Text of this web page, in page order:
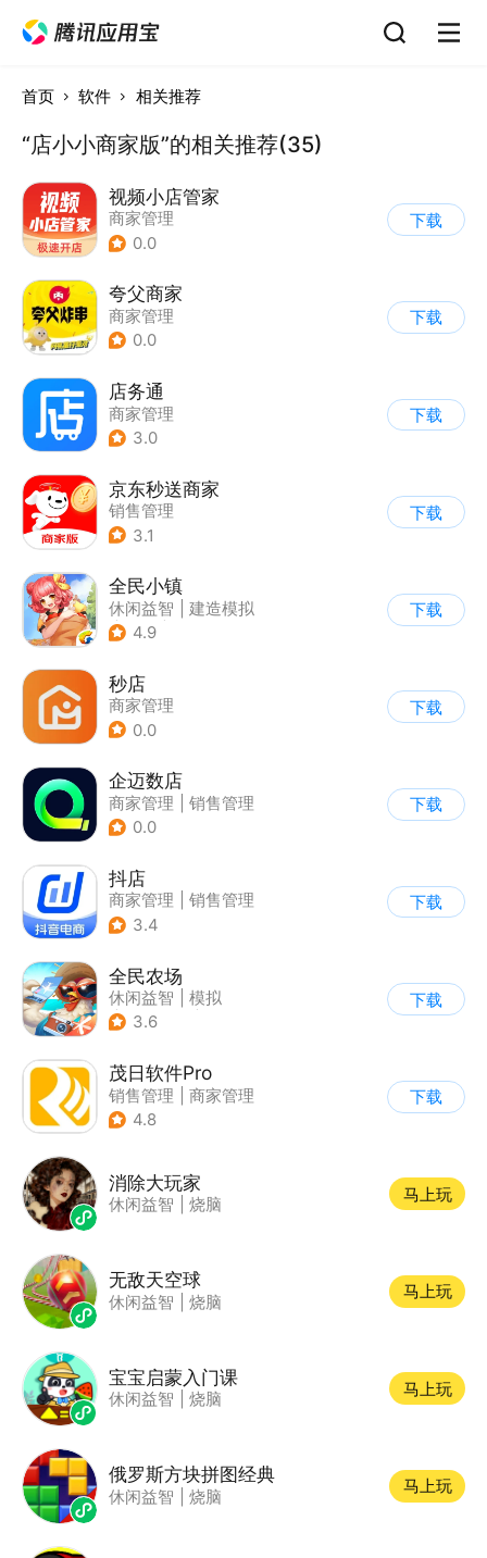
首页 软件 相关推荐
“店小小商家版”的相关推荐(35)
视频小店管家
商家管理
0.0
下载
夸父商家
商家管理
0.0
下载
店务通
商家管理
3.0
下载
京东秒送商家
销售管理
3.1
下载
全民小镇
休闲益智
建造模拟
| 卡通
4.9
下载
秒店
商家管理
0.0
下载
企迈数店
商家管理
销售管理
0.0
下载
抖店
商家管理
销售管理
3.4
下载
全民农场
休闲益智
模拟
| 田园生活
3.6
下载
茂日软件Pro
销售管理
商家管理
4.8
下载
消除大玩家
休闲益智 烧脑
马上玩
无敌天空球
休闲益智 烧脑
马上玩
宝宝启蒙入门课
休闲益智 烧脑
马上玩
俄罗斯方块拼图经典
休闲益智 烧脑
马上玩